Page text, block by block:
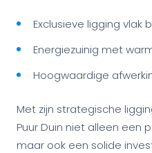
Exclusieve ligging vlak
Energiezuinig met
Hoogwaardige
Met zijn strategische
Puur Duin niet alleen een
maar ook een solide